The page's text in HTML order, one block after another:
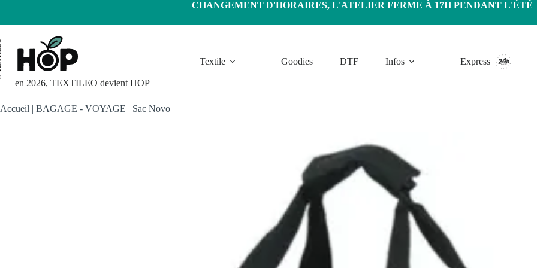
contenu
CHANGEMENT D'HORAIRES, L'ATELIER FERME À 17H PENDANT L'ÉTÉ
en 2026, TEXTILEO devient HOP
Textile Goodies DTF Infos Express
Accueil | BAGAGE - VOYAGE | Sac Novo